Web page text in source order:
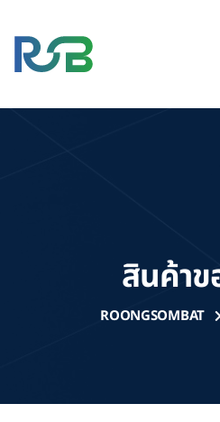
สินค้าข
ROONGSOMBAT